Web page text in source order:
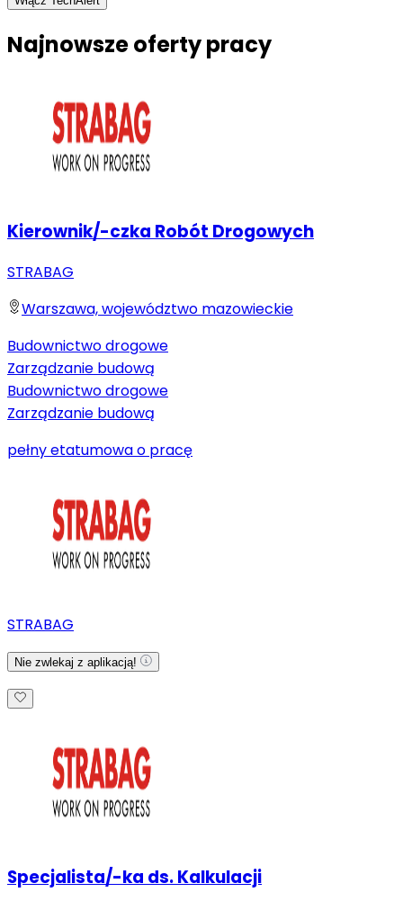
Najnowsze oferty pracy
Kierownik/-czka Robót Drogowych
STRABAG
Warszawa, województwo mazowieckie
Budownictwo drogowe
Zarządzanie budową
Budownictwo drogowe
Zarządzanie budową
pełny etatumowa o pracę
STRABAG
Nie zwlekaj z aplikacją!
Specjalista/-ka ds. Kalkulacji